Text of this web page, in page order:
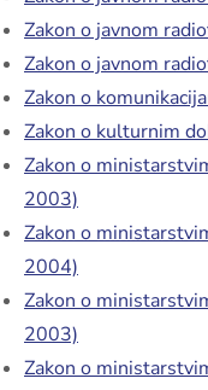
Zakon o javnom
Zakon o javnom
Zakon o
Zakon o kulturnim
Zakon o
2003)
Zakon o
2004)
Zakon o
2003)
Zakon o